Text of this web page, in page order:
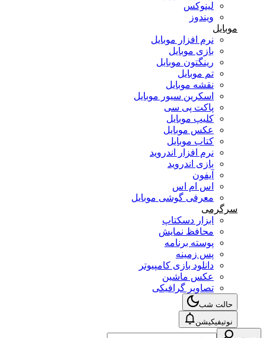
لینوکس
ویندوز
موبایل
نرم افزار موبایل
بازی موبایل
رینگتون موبایل
تم موبایل
نقشه موبایل
اسکرین سیور موبایل
پاکت پی سی
کلیپ موبایل
عکس موبایل
کتاب موبایل
نرم افزار اندروید
بازی اندروید
آیفون
اس ام اس
معرفی گوشی موبایل
سرگرمی
ابزار دسکتاپ
محافظ نمایش
پوسته برنامه
پس زمینه
دانلود بازی کامپیوتر
عکس ماشین
تصاویر گرافیکی
حالت شب
نوتیفیکیشن